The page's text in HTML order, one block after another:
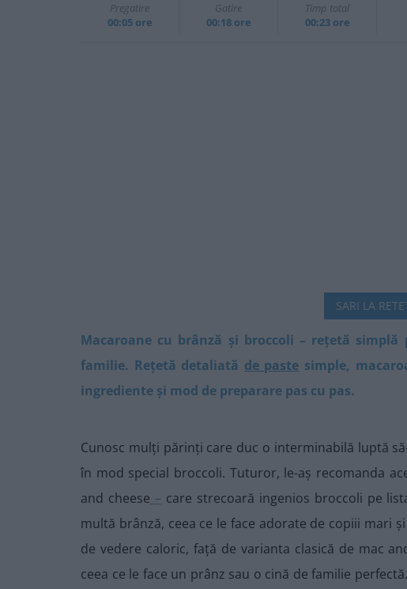
Pregatire
00:05 ore
Gatire
00:18 ore
Timp total
00:23 ore
SARI LA
Macaroane cu brânză și broccoli – rețetă
familie. Rețetă detaliată de paste simple,
ingrediente și mod de preparare pas cu pas.
Cunosc mulți părinți care duc o interminabilă luptă
în mod special broccoli. Tuturor, le-aș recomanda
and cheese – care strecoară ingenios broccoli pe
multă brânză, ceea ce le face adorate de copiii mari
de vedere caloric, față de varianta clasică de mac
ceea ce le face un prânz sau o cină de familie perfectă.